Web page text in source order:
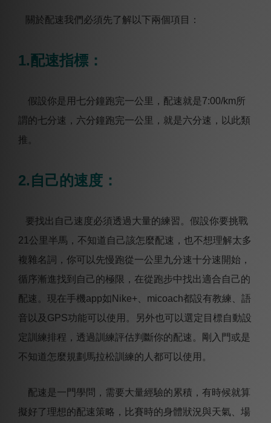
關於配速我們必須先了解以下兩個項目：
1.配速指標：
假設你是用七分鐘跑完一公里，配速就是7:00/km所
謂的七分速，六分鐘跑完一公里，就是六分速，以此類
推。
2.自己的速度：
要找出自己速度必須透過大量的練習。假設你要挑戰
21公里半馬，不知道自己該怎麼配速，也不想理解太多
複雜名詞，你可以先慢跑從一公里九分速十分速開始，
循序漸進找到自己的極限，在從跑步中找出適合自己的
配速。現在手機app如Nike+、micoach都設有教練、語
音以及GPS功能可以使用。另外也可以選定目標自動設
定訓練排程，透過訓練評估判斷你的配速。剛入門或是
不知道怎麼規劃馬拉松訓練的人都可以使用。
配速是一門學問，需要大量經驗的累積，有時候就算
擬好了理想的配速策略，比賽時的身體狀況與天氣、場